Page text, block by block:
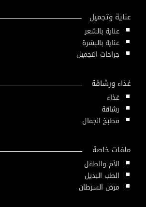
عناية وتجميل
عناية بالشعر
عناية بالبشرة
جراحات التجميل
غذاء ورشاقة
غذاء
رشاقة
مطبخ الجمال
ملفات خاصة
الأم والطفل
الطب البديل
مرض السرطان